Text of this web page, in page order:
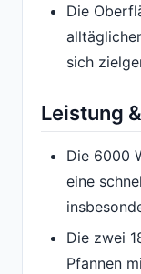
Die
sich
Leistung
Die 6000
eine
Die zwei
Pfannen